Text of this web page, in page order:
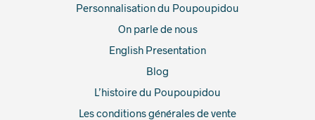
Personnalisation du Poupoupidou
On parle de nous
English Presentation
Blog
L’histoire du Poupoupidou
Les conditions générales de vente